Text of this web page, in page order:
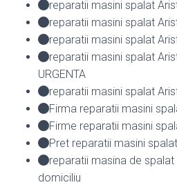
reparatii masini spalat
reparatii masini spalat
reparatii masini spalat
reparatii masini spalat
URGENTA
reparatii masini spalat
Firma reparatii masini
Firme reparatii masini
Pret reparatii masini
reparatii masina de spalat
domiciliu